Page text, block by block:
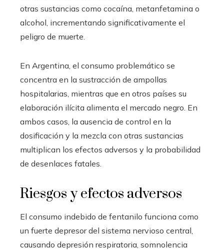
otras sustancias como cocaína, metanfetamina o
alcohol, incrementando significativamente el
peligro de muerte.
En Argentina, el consumo problemático se
concentra en la sustracción de ampollas
hospitalarias, mientras que en otros países su
elaboración ilícita alimenta el mercado negro. En
ambos casos, la ausencia de control en la
dosificación y la mezcla con otras sustancias
multiplican los efectos adversos y la probabilidad
de desenlaces fatales.
Riesgos y efectos adversos
El consumo indebido de fentanilo funciona como
un fuerte depresor del sistema nervioso central,
causando depresión respiratoria, somnolencia